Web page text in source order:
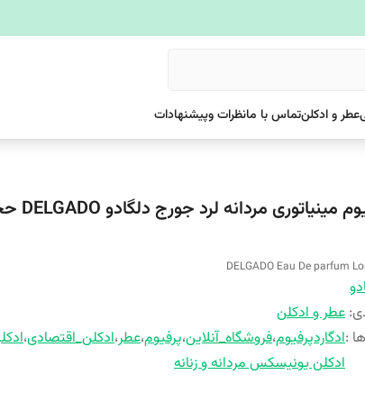
عطر و ادکلنتماس با مانظرات وپیشنهادات
DELGADO Eau De parfum
: عطر و ادکلن
:ادگاردپرفیوم،فروشگاه_آنلاین،پرفیوم،عطر،ادکلن_اقتصادی،
ادکلن یونیسکس مردانه و زنانه